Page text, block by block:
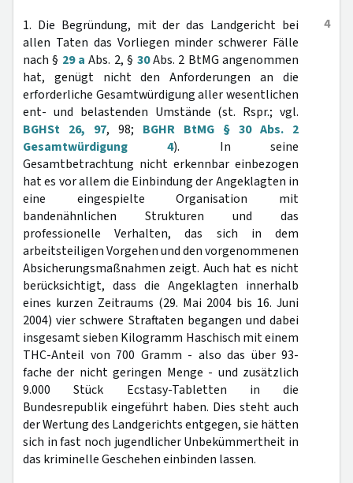
4
1. Die Begründung, mit der das Landgericht bei
allen Taten das Vorliegen minder schwerer Fälle
nach § 29 a Abs. 2, § 30Abs. 2 BtMG angenommen
hat, genügt nicht den Anforderungen an die
erforderliche Gesamtwürdigung aller wesentlichen
ent- und belastenden Umstände (st. Rspr.; vgl.
BGHSt 26, 97, 98; BGHR BtMG § 30 Abs. 2
Gesamtwürdigung 4). In seine
Gesamtbetrachtung nicht erkennbar einbezogen
hat es vor allem die Einbindung der Angeklagten in
eine eingespielte Organisation mit
bandenähnlichen Strukturen und das
professionelle Verhalten, das sich in dem
arbeitsteiligen Vorgehen und den vorgenommenen
Absicherungsmaßnahmen zeigt. Auch hat es nicht
berücksichtigt, dass die Angeklagten innerhalb
eines kurzen Zeitraums (29. Mai 2004 bis 16. Juni
2004) vier schwere Straftaten begangen und dabei
insgesamt sieben Kilogramm Haschisch mit einem
THC-Anteil von 700 Gramm - also das über 93-
fache der nicht geringen Menge - und zusätzlich
9.000 Stück Ecstasy-Tabletten in die
Bundesrepublik eingeführt haben. Dies steht auch
der Wertung des Landgerichts entgegen, sie hätten
sich in fast noch jugendlicher Unbekümmertheit in
das kriminelle Geschehen einbinden lassen.